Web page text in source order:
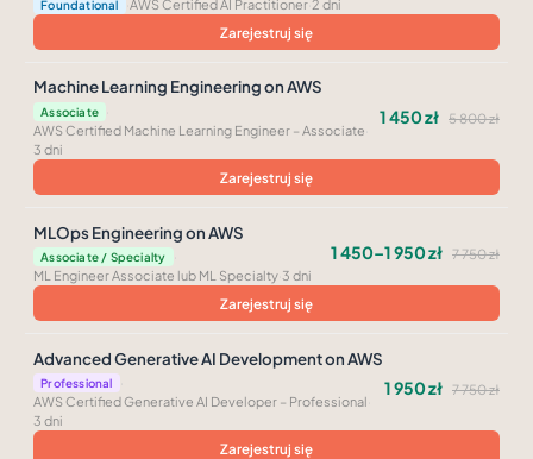
Foundational AWS Certified AI Practitioner· 2 dni
Zarejestruj się
Machine Learning Engineering on AWS
Associate
AWS Certified Machine Learning Engineer – Associate
3 dni
1 450 zł 5 800 zł
Zarejestruj się
MLOps Engineering on AWS
Associate / Specialty
ML Engineer Associate lub ML Specialty 3 dni
1 450–1 950 zł 7 750 zł
Zarejestruj się
Advanced Generative AI Development on AWS
Professional
AWS Certified Generative AI Developer – Professional
3 dni
1 950 zł 7 750 zł
Zarejestruj się